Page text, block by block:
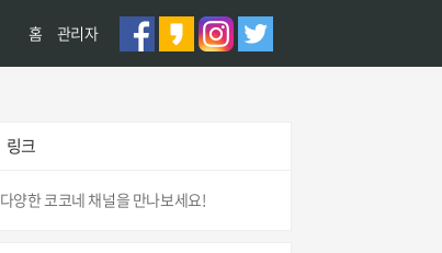
홈 관리자
링크
다양한 코코네 채널을 만나보세요!